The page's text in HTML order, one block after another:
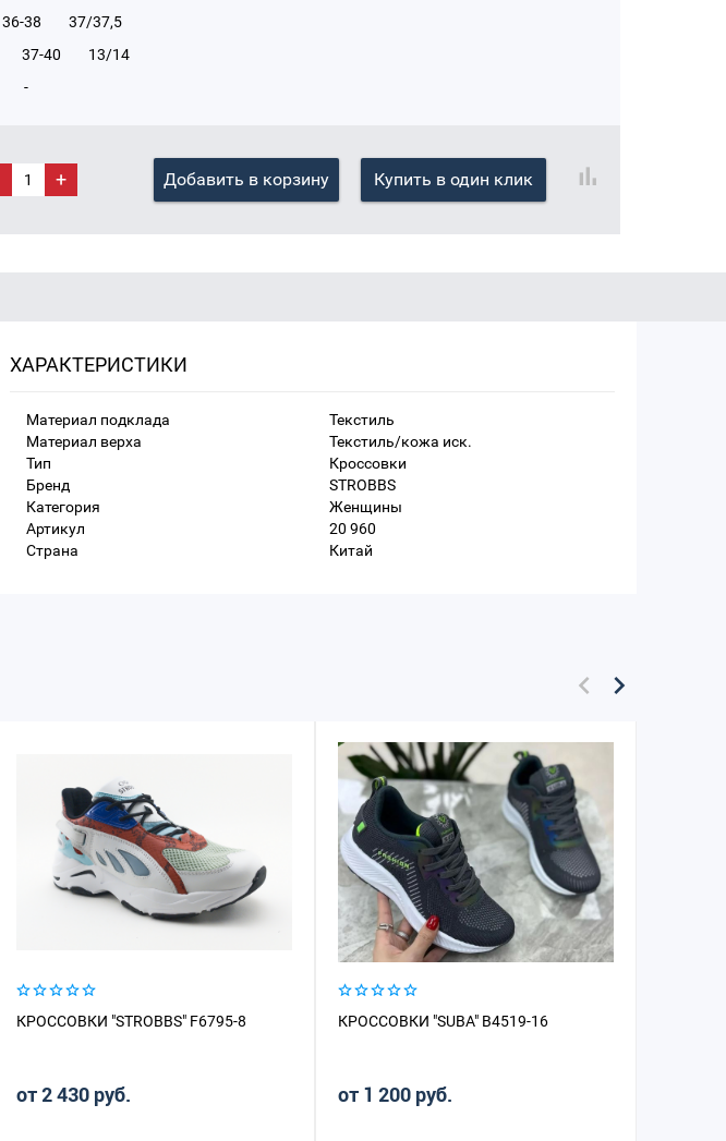
36-38
37/37,5
37-40
13/14
-
+ Добавить в корзину Купить в один клик
ХАРАКТЕРИСТИКИ
Материал подклада
Текстиль
Материал верха
Текстиль/кожа иск.
Тип
Кроссовки
Бренд
STROBBS
Категория
Женщины
Артикул
20 960
Страна
Китай
КРОССОВКИ "STROBBS" F6795-8
от 2 430 руб.
КРОССОВКИ "SUBA" B4519-16
от 1 200 руб.